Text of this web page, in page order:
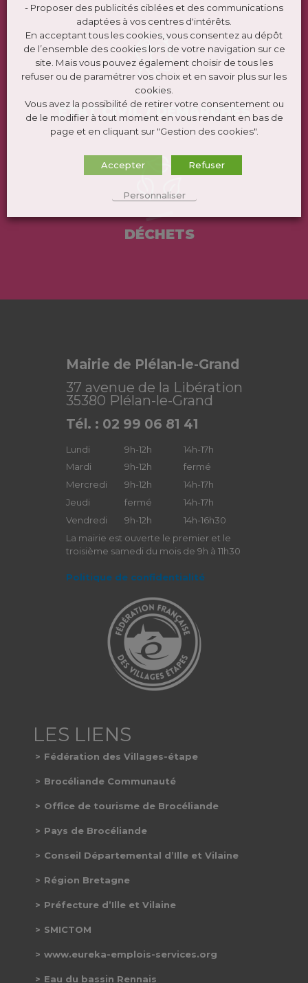
ÉTAT CIVIL / DEMARCHES
DÉCHETS
Mairie de Plélan-le-Grand
37 avenue de la Libération
35380 Plélan-le-Grand
Tél. : 02 99 06 81 41
Lundi 9h-12h
14h-17h
Mardi
9h-12h
fermé
Mercredi
9h-12h
14h-17h
Jeudi
fermé
14h-17h
Vendredi
9h-12h
14h-16h30
La mairie est ouverte le premier et le
troisième samedi du mois de 9h à 11h30
Politique de confidentialité
Fédération des Villages-étape
Brocéliande Communauté
Office de tourisme de Brocéliande
Pays de Brocéliande
Conseil Départemental d’Ille et Vilaine
Région Bretagne
Préfecture d’Ille et Vilaine
SMICTOM
www.eureka-emplois-services.org
Eau du bassin Rennais
- Proposer des publicités ciblées et des communications
adaptées à vos centres d'intérêts.
En acceptant tous les cookies, vous consentez au dépôt
de l’ensemble des cookies lors de votre navigation sur ce
site. Mais vous pouvez également choisir de tous les
refuser ou de paramétrer vos choix et en savoir plus sur les
cookies.
Vous avez la possibilité de retirer votre consentement ou
de le modifier à tout moment en vous rendant en bas de
page et en cliquant sur "Gestion des cookies".
Accepter Refuser
Personnaliser